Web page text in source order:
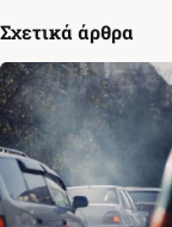
Σχετικά άρθρα